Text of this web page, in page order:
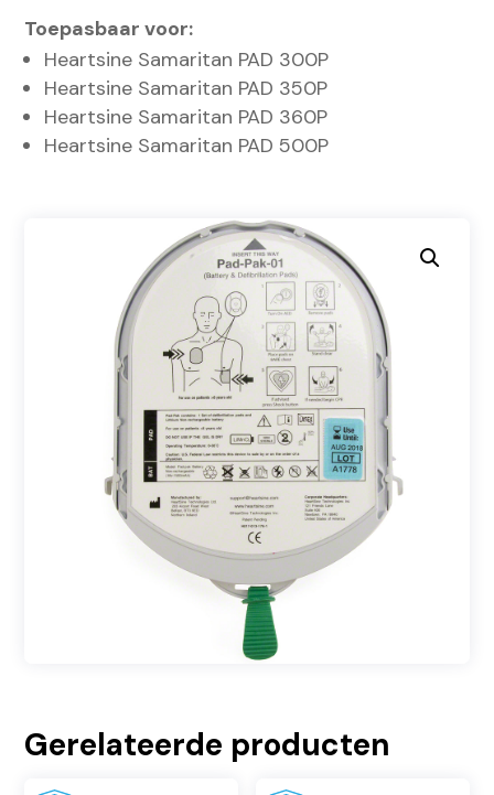
Toepasbaar voor:
Heartsine Samaritan PAD 300P
Heartsine Samaritan PAD 350P
Heartsine Samaritan PAD 360P
Heartsine Samaritan PAD 500P
Gerelateerde producten